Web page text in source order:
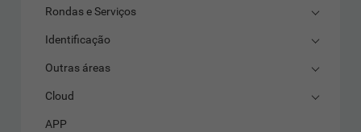
Rondas e Serviços
Identificação
Outras áreas
Cloud
APP